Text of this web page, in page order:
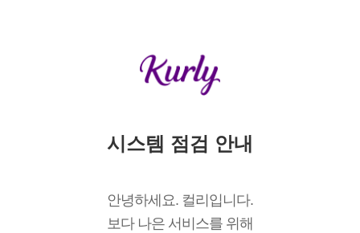
시스템 점검 안내
안녕하세요. 컬리입니다.
보다 나은 서비스를 위해